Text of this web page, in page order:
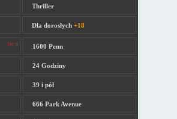
Thriller
Dla dorosłych +18
1600 Penn
24 Godziny
39 i pół
666 Park Avenue